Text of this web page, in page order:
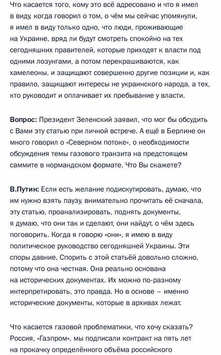
Что касается того, кому это всё адресовано и что я имел
в виду, когда говорил о том, о чём мы сейчас упомянули,
я имел в виду только одно, что люди, проживающие
на Украине, вряд ли будут смотреть спокойно на тех
сегодняшних правителей, которые приходят к власти под
одними лозунгами, а потом перекрашиваются, как
хамелеоны, и защищают совершенно другие позиции и, как
правило, защищают интересы не украинского народа, а тех,
кто руководит и оплачивает их пребывание у власти.
Вопрос: Президент Зеленский заявил, что мог бы обсудить
с Вами эту статью при личной встрече. А ещё в Берлине он
много говорил о «Северном потоке», о необходимости
обсуждения темы газового транзита на предстоящем
саммите в нормандском формате. Что Вы скажете?
В.Путин: Если есть желание подискутировать, думаю, что
им нужно взять паузу, внимательно прочитать её сначала,
эту статью, проанализировать, поднять документы,
я думаю, что они так и сделают, они найдут, о чём здесь
поговорить. Когда я говорю «они», я имею в виду
политическое руководство сегодняшней Украины. Эти
споры давние. Спорить с этой статьёй довольно сложно,
потому что она честная. Она реально основана
на исторических документах. Их можно по-разному
интерпретировать, это правда. Но в основе – именно
исторические документы, которые в архивах лежат.
Что касается газовой проблематики, что хочу сказать?
Россия, «Газпром», мы подписали контракт на пять лет
на прокачку определённого объёма российского